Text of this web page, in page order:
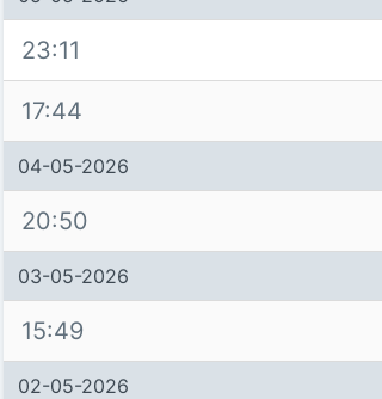
23:11
17:44
04-05-2026
20:50
03-05-2026
15:49
02-05-2026